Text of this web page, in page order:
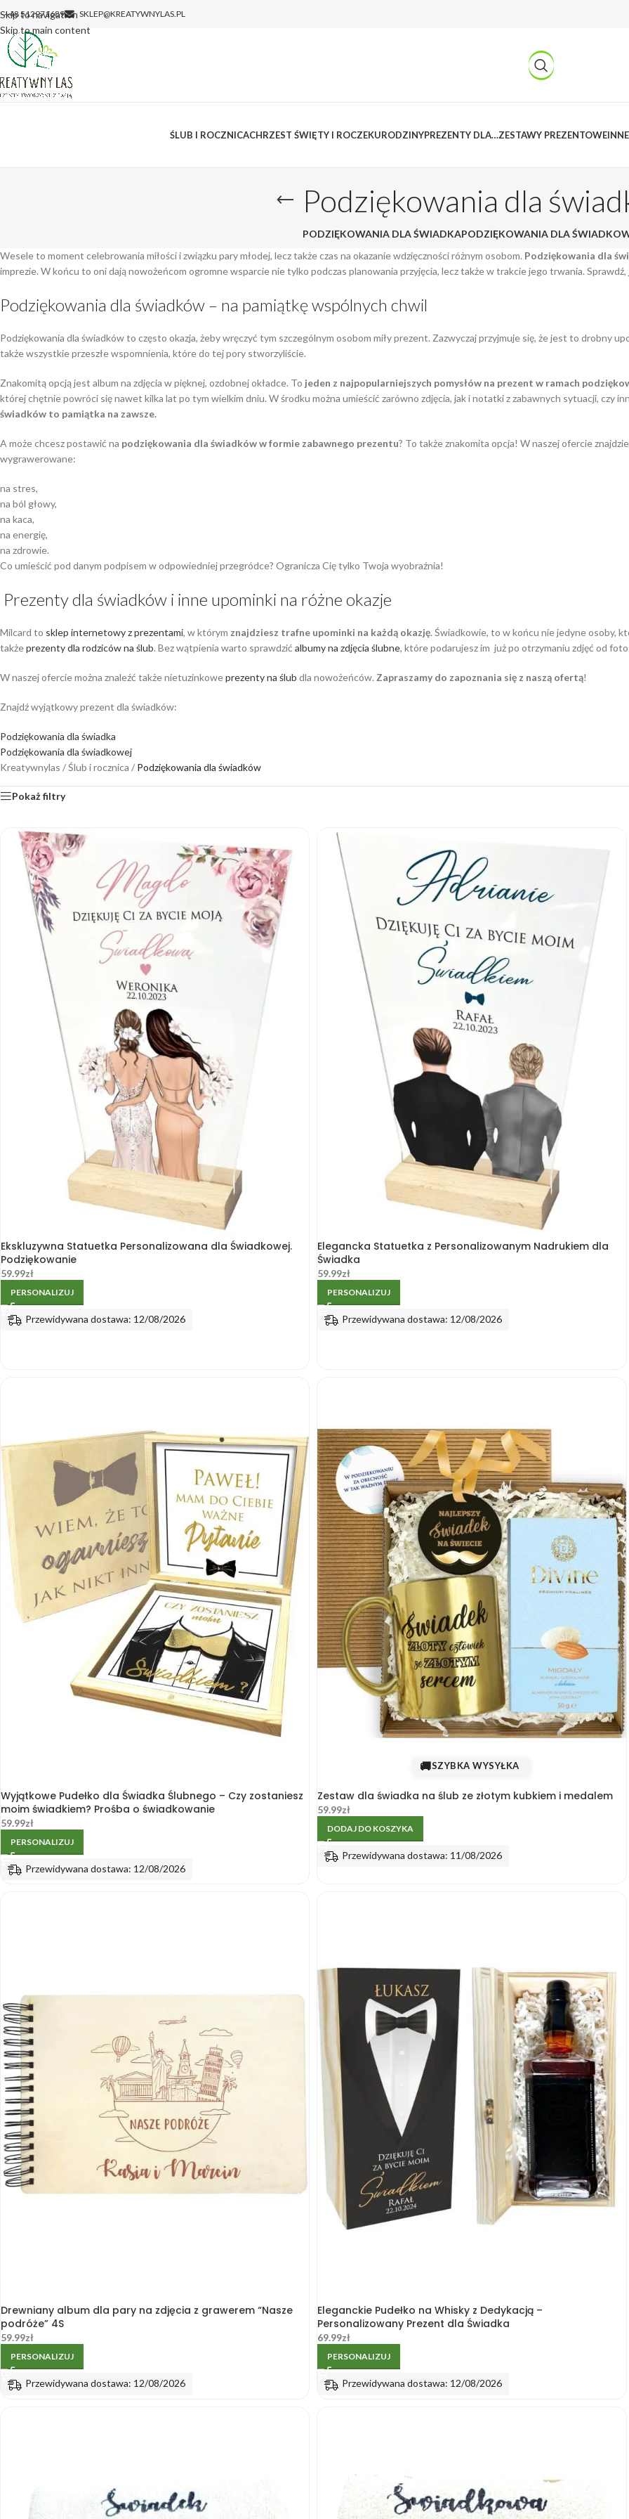
Skip to navigation
Skip to main content
+48 512971689 SKLEP@KREATYWNYLAS.PL
ŚLUB I ROCZNICACHRZEST ŚWIĘTY I ROCZEKURODZINYPREZENTY DLA…ZESTAWY PREZENTOWE
Podziękowania dla
PODZIĘKOWANIA DLA ŚWIADKAPODZIĘKOWANIA DLA
Wesele to moment celebrowania miłości i związku pary młodej, lecz także czas na okazanie wdzięczności różnym osobom. Podziękowania dla
imprezie. W końcu to oni dają nowożeńcom ogromne wsparcie nie tylko podczas planowania przyjęcia, lecz także w trakcie jego trwania. Sprawdź,
Podziękowania dla świadków – na pamiątkę wspólnych chwil
Podziękowania dla świadków to często okazja, żeby wręczyć tym szczególnym osobom miły prezent. Zazwyczaj przyjmuje się, że jest to drobny
także wszystkie przeszłe wspomnienia, które do tej pory stworzyliście.
Znakomitą opcją jest album na zdjęcia w pięknej, ozdobnej okładce. To jeden z najpopularniejszych pomysłów na prezent w ramach
której chętnie powróci się nawet kilka lat po tym wielkim dniu. W środku można umieścić zarówno zdjęcia, jak i notatki z zabawnych sytuacji, czy
świadków to pamiątka na zawsze.
A może chcesz postawić na podziękowania dla świadków w formie zabawnego prezentu? To także znakomita opcja! W naszej ofercie
wygrawerowane:
na stres,
na ból głowy,
na kaca,
na energię,
na zdrowie.
Co umieścić pod danym podpisem w odpowiedniej przegródce? Ogranicza Cię tylko Twoja wyobraźnia!
Prezenty dla świadków i inne upominki na różne okazje
Milcard to sklep internetowy z prezentami, w którym znajdziesz trafne upominki na każdą okazję. Świadkowie, to w końcu nie jedyne osoby,
takżeprezenty dla rodziców na ślub. Bez wątpienia warto sprawdzić albumy na zdjęcia ślubne, które podarujesz im już po otrzymaniu zdjęć od
W naszej ofercie można znaleźć także nietuzinkoweprezenty na ślub dla nowożeńców. Zapraszamy do zapoznania się z naszą ofertą!
Znajdź wyjątkowy prezent dla świadków:
Podziękowania dla świadka
Podziękowania dla świadkowej
Kreatywnylas /Ślub i rocznica / Podziękowania dla świadków
Pokaż filtry
Ekskluzywna Statuetka Personalizowana dla Świadkowej.
Podziękowanie
59.99zł
PERSONALIZUJ
Przewidywana dostawa: 12/08/2026
Elegancka Statuetka z Personalizowanym Nadrukiem dla
Świadka
59.99zł
PERSONALIZUJ
Przewidywana dostawa: 12/08/2026
Wyjątkowe Pudełko dla Świadka Ślubnego – Czy zostaniesz
moim świadkiem? Prośba o świadkowanie
59.99zł
PERSONALIZUJ
Przewidywana dostawa: 12/08/2026
🚚SZYBKA WYSYŁKA
Zestaw dla świadka na ślub ze złotym kubkiem i medalem
59.99zł
DODAJ DO KOSZYKA
Przewidywana dostawa: 11/08/2026
Drewniany album dla pary na zdjęcia z grawerem “Nasze
podróże” 4S
59.99zł
PERSONALIZUJ
Przewidywana dostawa: 12/08/2026
Eleganckie Pudełko na Whisky z Dedykacją –
Personalizowany Prezent dla Świadka
69.99zł
PERSONALIZUJ
Przewidywana dostawa: 12/08/2026